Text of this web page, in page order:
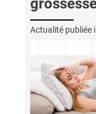
Actualité publiée